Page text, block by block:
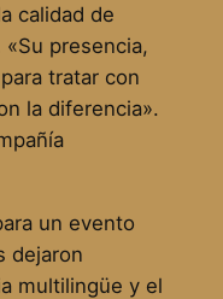
calidad de
presencia,
tratar con
la diferencia».
un evento
dejaron
multilingüe y el